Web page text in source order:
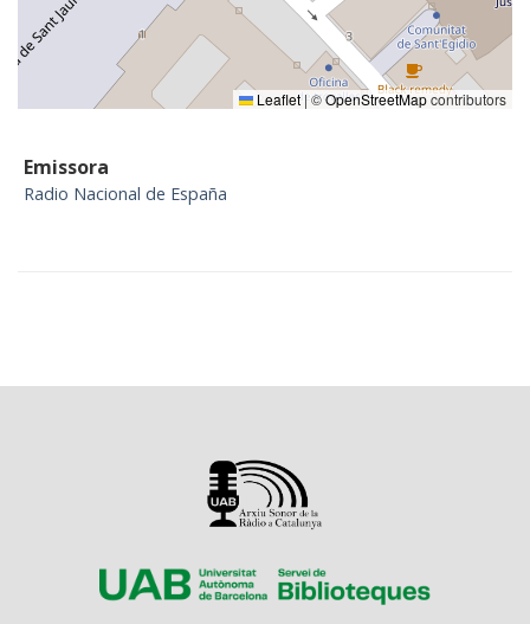
Leaflet |©OpenStreetMapcontributors
Emissora
Radio Nacional de España